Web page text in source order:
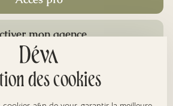
mon agence
des cookies